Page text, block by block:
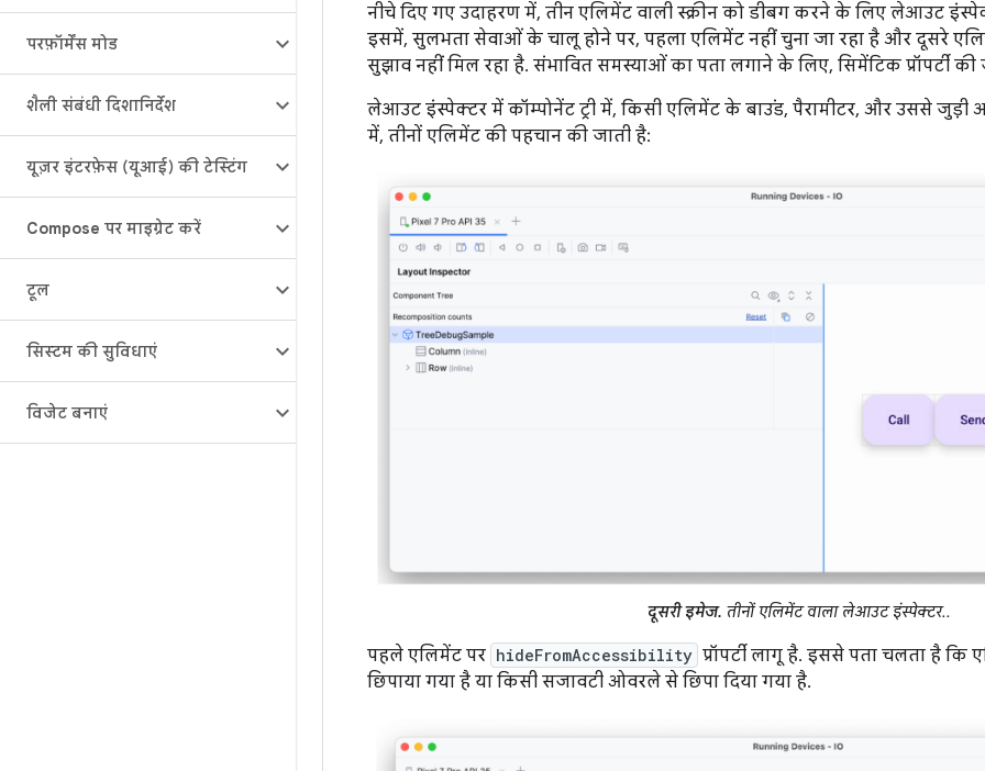
परफ़ॉर्मेंस मोड
शैली संबंधी दिशानिर्देश
यूज़र इंटरफ़ेस (यूआई) की टेस्टिंग
Compose पर माइग्रेट करें
टूल
सिस्टम की सुविधाएं
विजेट बनाएं
नीचे दिए गए उदाहरण में, तीन एलिमेंट वाली स्क्रीन को डीबग करने के लिए लेआउट
इसमें, सुलभता सेवाओं के चालू होने पर, पहला एलिमेंट नहीं चुना जा रहा है और दूसरे
सुझाव नहीं मिल रहा है. संभावित समस्याओं का पता लगाने के लिए, सिमेंटिक प्रॉपर्टी
लेआउट इंस्पेक्टर में कॉम्पोनेंट ट्री में, किसी एलिमेंट के बाउंड, पैरामीटर, और उससे जुड़ी
में, तीनों एलिमेंट की पहचान की जाती है:
दूसरी इमेज. तीनों एलिमेंट वाला लेआउट इंस्पेक्टर..
पहले एलिमेंट पर hideFromAccessibility प्रॉपर्टी लागू है. इससे पता चलता है
छिपाया गया है या किसी सजावटी ओवरले से छिपा दिया गया है.